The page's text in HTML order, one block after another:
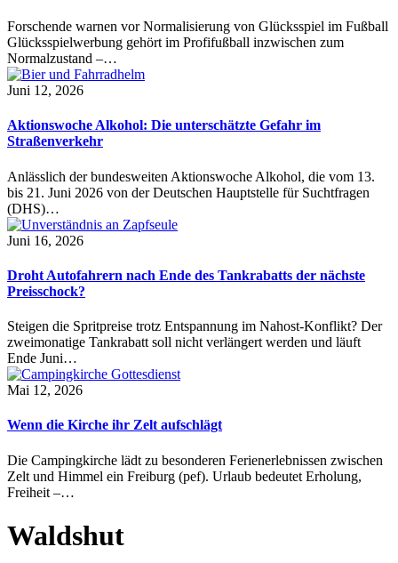
Forschende warnen vor Normalisierung von Glücksspiel im Fußball
Glücksspielwerbung gehört im Profifußball inzwischen zum
Normalzustand –…
Juni 12, 2026
Aktionswoche Alkohol: Die unterschätzte Gefahr im
Straßenverkehr
Anlässlich der bundesweiten Aktionswoche Alkohol, die vom 13.
bis 21. Juni 2026 von der Deutschen Hauptstelle für Suchtfragen
(DHS)…
Juni 16, 2026
Droht Autofahrern nach Ende des Tankrabatts der nächste
Preisschock?
Steigen die Spritpreise trotz Entspannung im Nahost-Konflikt? Der
zweimonatige Tankrabatt soll nicht verlängert werden und läuft
Ende Juni…
Mai 12, 2026
Wenn die Kirche ihr Zelt aufschlägt
Die Campingkirche lädt zu besonderen Ferienerlebnissen zwischen
Zelt und Himmel ein Freiburg (pef). Urlaub bedeutet Erholung,
Freiheit –…
Waldshut